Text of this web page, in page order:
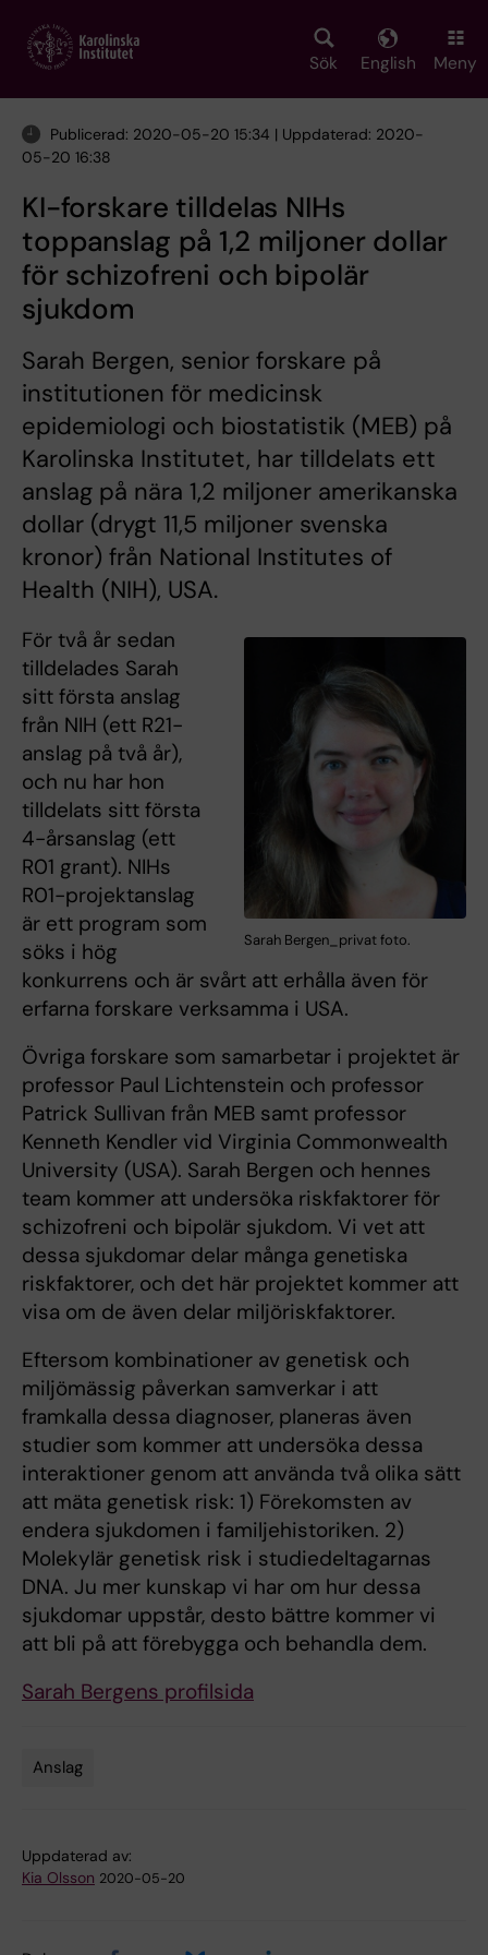
main
Sök English Meny
Publicerad: 2020-05-20 15:34 | Uppdaterad: 2020-
05-20 16:38
KI-forskare tilldelas NIHs
toppanslag på 1,2 miljoner dollar
för schizofreni och bipolär
sjukdom
Sarah Bergen, senior forskare på
institutionen för medicinsk
epidemiologi och biostatistik (MEB) på
Karolinska Institutet, har tilldelats ett
anslag på nära 1,2 miljoner amerikanska
dollar (drygt 11,5 miljoner svenska
kronor) från National Institutes of
Health (NIH), USA.
Sarah Bergen_privat foto.
För två år sedan
tilldelades Sarah
sitt första anslag
från NIH (ett R21-
anslag på två år),
och nu har hon
tilldelats sitt första
4-årsanslag (ett
R01 grant). NIHs
R01-projektanslag
är ett program som
söks i hög
konkurrens och är svårt att erhålla även för
erfarna forskare verksamma i USA.
Övriga forskare som samarbetar i projektet är
professor Paul Lichtenstein och professor
Patrick Sullivan från MEB samt professor
Kenneth Kendler vid Virginia Commonwealth
University (USA). Sarah Bergen och hennes
team kommer att undersöka riskfaktorer för
schizofreni och bipolär sjukdom. Vi vet att
dessa sjukdomar delar många genetiska
riskfaktorer, och det här projektet kommer att
visa om de även delar miljöriskfaktorer.
Eftersom kombinationer av genetisk och
miljömässig påverkan samverkar i att
framkalla dessa diagnoser, planeras även
studier som kommer att undersöka dessa
interaktioner genom att använda två olika sätt
att mäta genetisk risk: 1) Förekomsten av
endera sjukdomen i familjehistoriken. 2)
Molekylär genetisk risk i studiedeltagarnas
DNA. Ju mer kunskap vi har om hur dessa
sjukdomar uppstår, desto bättre kommer vi
att bli på att förebygga och behandla dem.
Sarah Bergens profilsida
Anslag
Uppdaterad av:
Kia Olsson 2020-05-20